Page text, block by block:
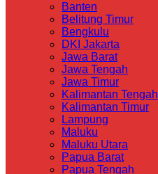
Banten
Belitung Timur
Bengkulu
DKI Jakarta
Jawa Barat
Jawa Tengah
Jawa Timur
Kalimantan Tengah
Kalimantan Timur
Lampung
Maluku
Maluku Utara
Papua Barat
Papua Tengah